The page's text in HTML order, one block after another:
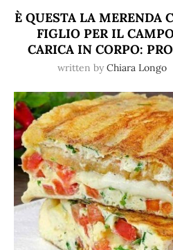
È QUESTA LA MERENDA
FIGLIO PER IL
CARICA IN CORPO:
written by Chiara Longo